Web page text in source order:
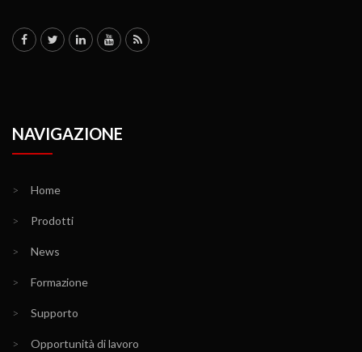
NAVIGAZIONE
> Home
> Prodotti
> News
> Formazione
> Supporto
> Opportunità di lavoro